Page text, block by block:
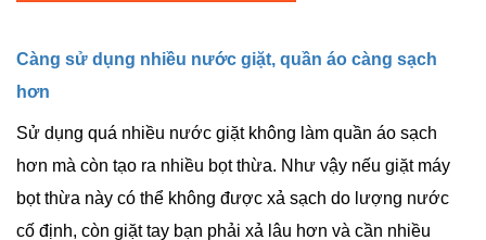
Càng sử dụng nhiều nước giặt, quần áo càng sạch
hơn
Sử dụng quá nhiều nước giặt không làm quần áo sạch
hơn mà còn tạo ra nhiều bọt thừa. Như vậy nếu giặt máy
bọt thừa này có thể không được xả sạch do lượng nước
cố định, còn giặt tay bạn phải xả lâu hơn và cần nhiều